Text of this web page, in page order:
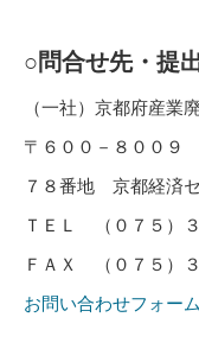
○問合せ先・提
（一社）京都府産業
〒６００－８００９
７８番地 京都経済
ＴＥＬ （０７５）
ＦＡＸ （０７５）
お問い合わせフォー